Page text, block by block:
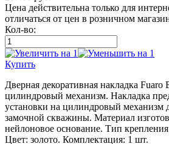
Цена действительна только для
отличаться от цен в розничном
Кол-во:
Купить
Дверная декоративная накладка Fuaro
цилиндровый механизм. Накладка
установки на цилиндровый механизм
замочной скважины. Материал
нейлоновое основание. Тип
Цвет: золото. Комплектация: 1 шт.